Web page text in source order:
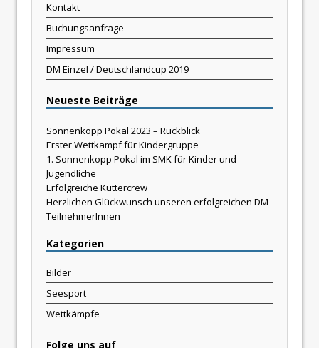
Kontakt
Buchungsanfrage
Impressum
DM Einzel / Deutschlandcup 2019
Neueste Beiträge
Sonnenkopp Pokal 2023 – Rückblick
Erster Wettkampf für Kindergruppe
1. Sonnenkopp Pokal im SMK für Kinder und
Jugendliche
Erfolgreiche Kuttercrew
Herzlichen Glückwunsch unseren erfolgreichen DM-
TeilnehmerInnen
Kategorien
Bilder
Seesport
Wettkämpfe
Folge uns auf